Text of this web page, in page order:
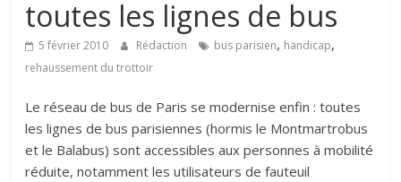
famille
toutes les lignes de bus
5 février 2010 Rédaction bus parisien, handicap,
rehaussement du trottoir
Le réseau de bus de Paris se modernise enfin : toutes
les lignes de bus parisiennes (hormis le Montmartrobus
et le Balabus) sont accessibles aux personnes à mobilité
réduite, notamment les utilisateurs de fauteuil